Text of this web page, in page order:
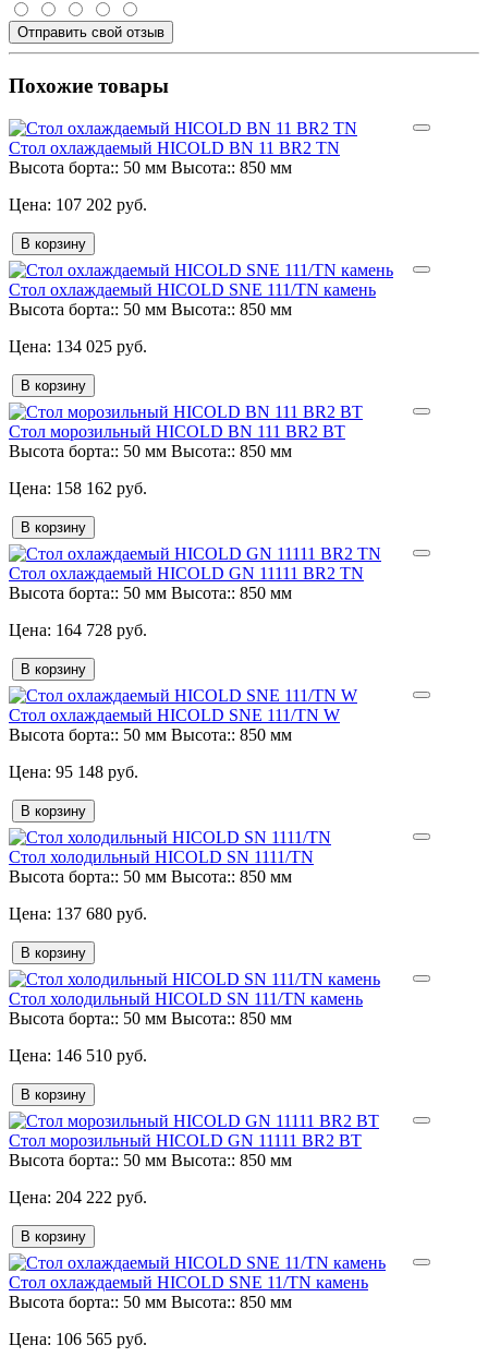
Отправить свой отзыв
Похожие товары
Стол охлаждаемый HICOLD BN 11 BR2 TN
Высота борта:: 50 мм Высота:: 850 мм
107 202 руб.
В корзину
Стол охлаждаемый HICOLD SNE 111/TN камень
Высота борта:: 50 мм Высота:: 850 мм
134 025 руб.
В корзину
Стол морозильный HICOLD BN 111 BR2 BT
Высота борта:: 50 мм Высота:: 850 мм
158 162 руб.
В корзину
Стол охлаждаемый HICOLD GN 11111 BR2 TN
Высота борта:: 50 мм Высота:: 850 мм
164 728 руб.
В корзину
Стол охлаждаемый HICOLD SNE 111/TN W
Высота борта:: 50 мм Высота:: 850 мм
95 148 руб.
В корзину
Стол холодильный HICOLD SN 1111/TN
Высота борта:: 50 мм Высота:: 850 мм
137 680 руб.
В корзину
Стол холодильный HICOLD SN 111/TN камень
Высота борта:: 50 мм Высота:: 850 мм
146 510 руб.
В корзину
Стол морозильный HICOLD GN 11111 BR2 BT
Высота борта:: 50 мм Высота:: 850 мм
204 222 руб.
В корзину
Стол охлаждаемый HICOLD SNE 11/TN камень
Высота борта:: 50 мм Высота:: 850 мм
106 565 руб.